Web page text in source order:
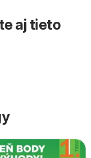
aj tieto